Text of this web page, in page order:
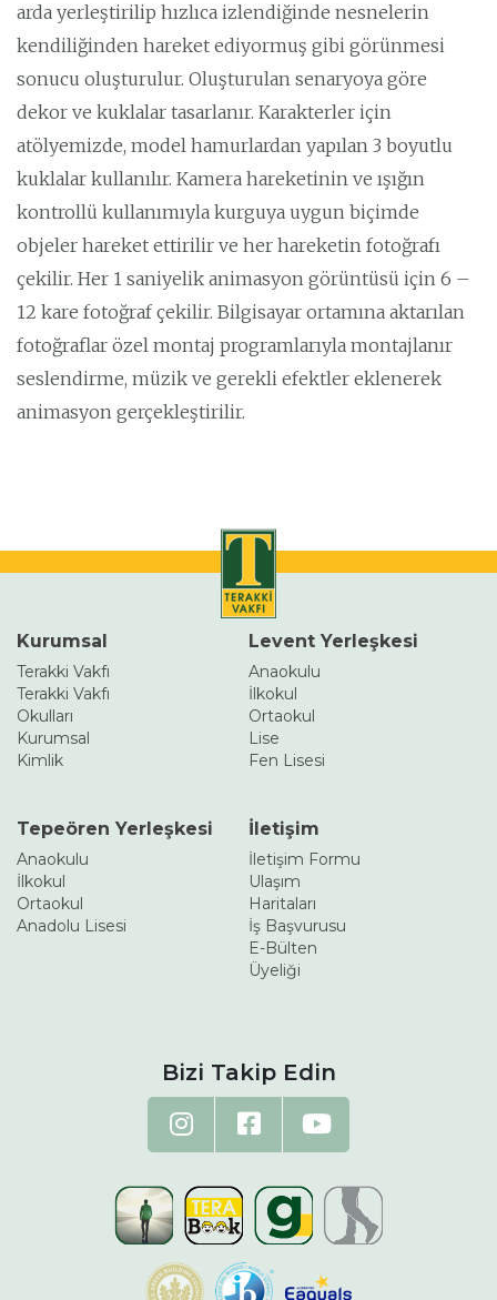
arda yerleştirilip hızlıca izlendiğinde nesnelerin
kendiliğinden hareket ediyormuş gibi görünmesi
sonucu oluşturulur. Oluşturulan senaryoya göre
dekor ve kuklalar tasarlanır. Karakterler için
atölyemizde, model hamurlardan yapılan 3 boyutlu
kuklalar kullanılır. Kamera hareketinin ve ışığın
kontrollü kullanımıyla kurguya uygun biçimde
objeler hareket ettirilir ve her hareketin fotoğrafı
çekilir. Her 1 saniyelik animasyon görüntüsü için 6 –
12 kare fotoğraf çekilir. Bilgisayar ortamına aktarılan
fotoğraflar özel montaj programlarıyla montajlanır
seslendirme, müzik ve gerekli efektler eklenerek
animasyon gerçekleştirilir.
Kurumsal
Terakki Vakfı
Terakki Vakfı
Okulları
Kurumsal
Kimlik
Levent Yerleşkesi
Anaokulu
İlkokul
Ortaokul
Lise
Fen Lisesi
Tepeören Yerleşkesi
Anaokulu
İlkokul
Ortaokul
Anadolu Lisesi
İletişim
İletişim Formu
Ulaşım
Haritaları
İş Başvurusu
E-Bülten
Üyeliği
Bizi Takip Edin